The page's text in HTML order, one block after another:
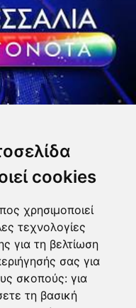
cookies
χρησιμοποιεί
τεχνολογίες
για τη βελτίωση
σας για
σκοπούς: για
τη βασική
08 2026
SNG Services
|Δήλωση
τα Cookies